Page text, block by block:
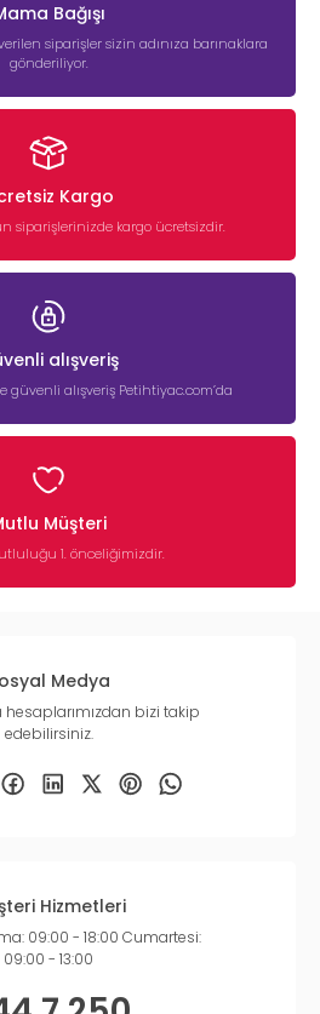
Bağışı
siparişler sizin adınıza barınaklara
gönderiliyor.
Kargo
siparişlerinizde kargo ücretsizdir.
alışveriş
güvenli alışveriş Petihtiyac.com’da
Müşteri
1. önceliğimizdir.
Medya
bizi takip
edebilirsiniz.
Hizmetleri
09:00 - 18:00 Cumartesi:
09:00 - 13:00